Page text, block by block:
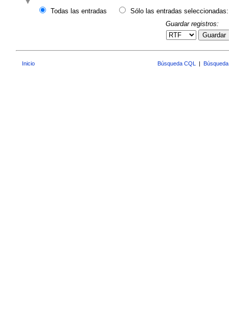
Todas las entradas
Sólo las entradas seleccionadas:
Guardar registros:
Guardar
Inicio Búsqueda CQL